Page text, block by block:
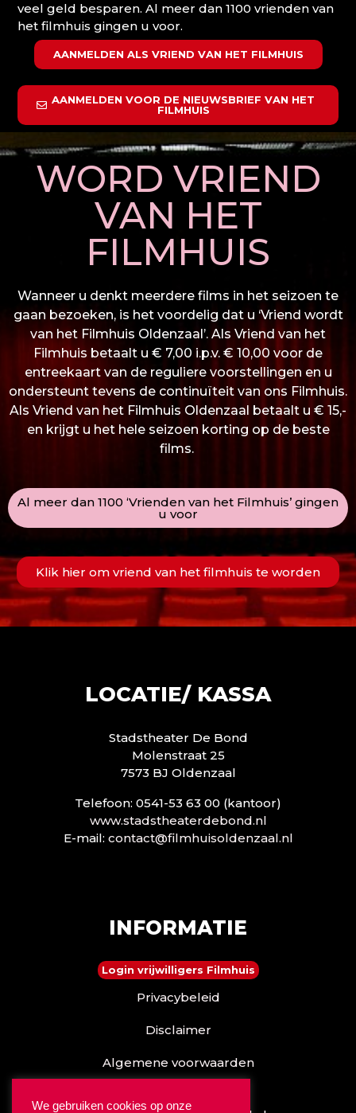
veel geld besparen. Al meer dan 1100 vrienden van
het filmhuis gingen u voor.
AANMELDEN ALS VRIEND VAN HET FILMHUIS
AANMELDEN VOOR DE NIEUWSBRIEF VAN HET
FILMHUIS
WORD VRIEND
VAN HET
FILMHUIS
Wanneer u denkt meerdere films in het seizoen te
gaan bezoeken, is het voordelig dat u ‘Vriend wordt
van het Filmhuis Oldenzaal’. Als Vriend van het
Filmhuis betaalt u € 7,00 i.p.v. € 10,00 voor de
entreekaart van de reguliere voorstellingen en u
ondersteunt tevens de continuïteit van ons Filmhuis.
Als Vriend van het Filmhuis Oldenzaal betaalt u € 15,-
en krijgt u het hele seizoen korting op de beste
films.
Al meer dan 1100 ‘Vrienden van het Filmhuis’ gingen
u voor
Klik hier om vriend van het filmhuis te worden
LOCATIE/ KASSA
Stadstheater De Bond
Molenstraat 25
7573 BJ Oldenzaal
Telefoon: 0541-53 63 00 (kantoor)
www.stadstheaterdebond.nl
E-mail: contact@filmhuisoldenzaal.nl
INFORMATIE
Login vrijwilligers Filmhuis
Privacybeleid
Disclaimer
Algemene voorwaarden
We gebruiken cookies op onze